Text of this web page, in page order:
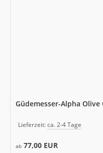
Güdemesser-Alpha Olive
Lieferzeit:ca. 2-4 Tage
ab 77,00 EUR